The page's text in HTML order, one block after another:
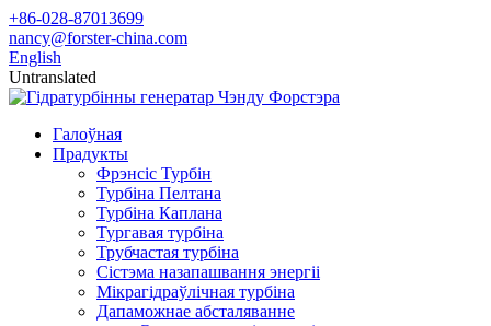
+86-028-87013699
nancy@forster-china.com
English
Untranslated
Галоўная
Прадукты
Фрэнсіс Турбін
Турбіна Пелтана
Турбіна Каплана
Тургавая турбіна
Трубчастая турбіна
Сістэма назапашвання энергіі
Мікрагідраўлічная турбіна
Дапаможнае абсталяванне